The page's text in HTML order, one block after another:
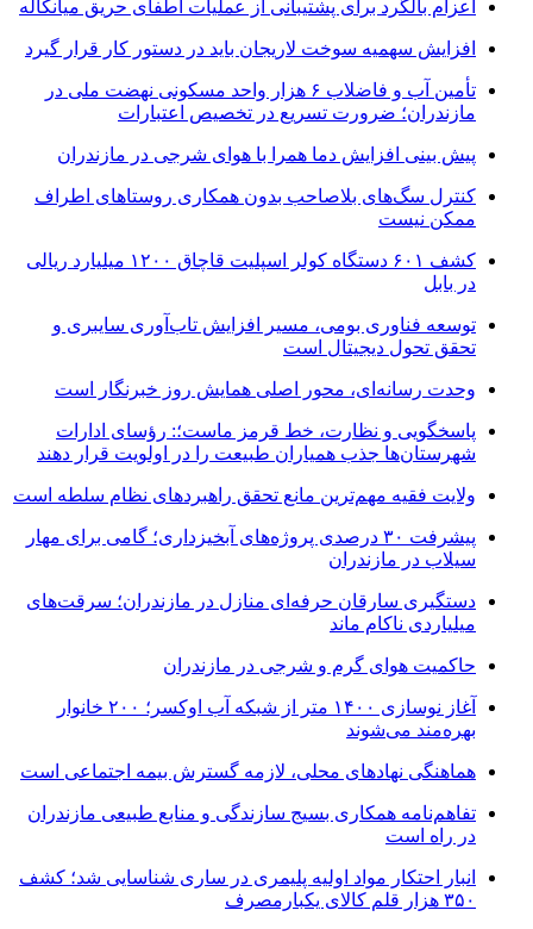
اعزام بالگرد برای پشتیبانی از عملیات اطفای حریق میانکاله
افزایش سهمیه سوخت لاریجان باید در دستور کار قرار گیرد
تأمین آب و فاضلاب ۶ هزار واحد مسکونی نهضت ملی در
مازندران؛ ضرورت تسریع در تخصیص اعتبارات
پیش بینی افزایش دما همرا با هوای شرجی در مازندران
کنترل سگ‌های بلاصاحب بدون همکاری روستاهای اطراف
ممکن نیست
کشف ۶۰۱ دستگاه کولر اسپلیت قاچاق ۱۲۰۰ میلیارد ریالی
در بابل
توسعه فناوری بومی، مسیر افزایش تاب‌آوری سایبری و
تحقق تحول دیجیتال است
وحدت رسانه‌ای، محور اصلی همایش روز خبرنگار است
پاسخگویی و نظارت، خط قرمز ماست؛: رؤسای ادارات
شهرستان‌ها جذب همیاران طبیعت را در اولویت قرار دهند
ولایت فقیه مهم‌ترین مانع تحقق راهبردهای نظام سلطه است
پیشرفت ۳۰ درصدی پروژه‌های آبخیزداری؛ گامی برای مهار
سیلاب در مازندران
دستگیری سارقان حرفه‌ای منازل در مازندران؛ سرقت‌های
میلیاردی ناکام ماند
حاکمیت هوای گرم و شرجی در مازندران
آغاز نوسازی ۱۴۰۰ متر از شبکه آب اوکسر؛ ۲۰۰ خانوار
بهره‌مند می‌شوند
هماهنگی نهادهای محلی، لازمه گسترش بیمه اجتماعی است
تفاهم‌نامه همکاری بسیج سازندگی و منابع طبیعی مازندران
در راه است
انبار احتکار مواد اولیه پلیمری در ساری شناسایی شد؛ کشف
۳۵۰ هزار قلم کالای یکبارمصرف